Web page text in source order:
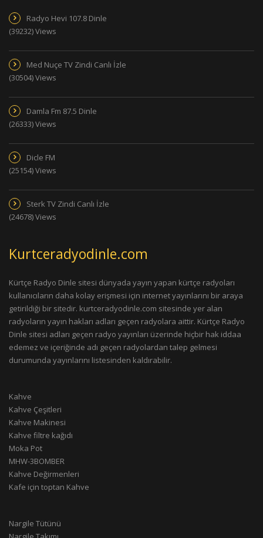
Radyo Hevi 107.8 Dinle
(39232) Views
Med Nuçe TV Zindi Canlı İzle
(30504) Views
Damla Fm 87.5 Dinle
(26333) Views
Dicle FM
(25154) Views
Sterk TV Zindi Canlı İzle
(24678) Views
Kurtceradyodinle.com
Kürtçe Radyo Dinle sitesi dünyada yayın yapan kürtçe radyoları
kullanıcıların daha kolay erişmesi için internet yayınlarını bir araya
getirildiği bir sitedir. kurtceradyodinle.com sitesinde yer alan
radyoların yayın hakları adları geçen radyolara aittir. Kürtçe Radyo
Dinle sitesi adları geçen radyo yayınları üzerinde hiçbir hak iddaa
edemez ve içeriğinde adı geçen radyolardan talep gelmesi
durumunda yayınlarını listesinden kaldırabilir.
Kahve
Kahve Çeşitleri
Kahve Makinesi
Kahve filtre kağıdı
Moka Pot
MHW-3BOMBER
Kahve Değirmenleri
Kafe için toptan Kahve
Nargile Tütünü